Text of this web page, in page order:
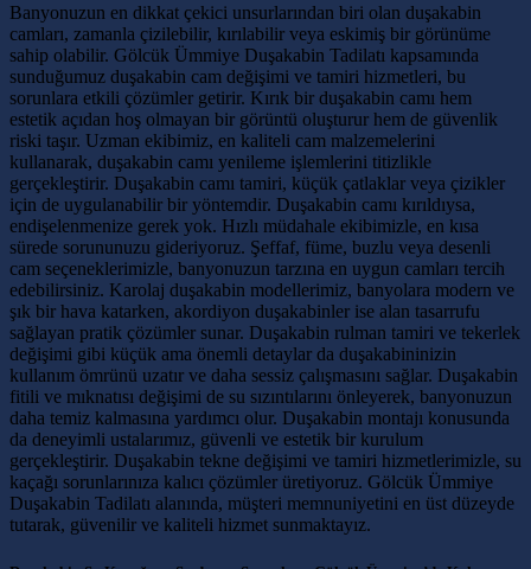
Banyonuzun en dikkat çekici unsurlarından biri olan duşakabin
camları, zamanla çizilebilir, kırılabilir veya eskimiş bir görünüme
sahip olabilir. Gölcük Ümmiye Duşakabin Tadilatı kapsamında
sunduğumuz duşakabin cam değişimi ve tamiri hizmetleri, bu
sorunlara etkili çözümler getirir. Kırık bir duşakabin camı hem
estetik açıdan hoş olmayan bir görüntü oluşturur hem de güvenlik
riski taşır. Uzman ekibimiz, en kaliteli cam malzemelerini
kullanarak, duşakabin camı yenileme işlemlerini titizlikle
gerçekleştirir. Duşakabin camı tamiri, küçük çatlaklar veya çizikler
için de uygulanabilir bir yöntemdir. Duşakabin camı kırıldıysa,
endişelenmenize gerek yok. Hızlı müdahale ekibimizle, en kısa
sürede sorununuzu gideriyoruz. Şeffaf, füme, buzlu veya desenli
cam seçeneklerimizle, banyonuzun tarzına en uygun camları tercih
edebilirsiniz. Karolaj duşakabin modellerimiz, banyolara modern ve
şık bir hava katarken, akordiyon duşakabinler ise alan tasarrufu
sağlayan pratik çözümler sunar. Duşakabin rulman tamiri ve tekerlek
değişimi gibi küçük ama önemli detaylar da duşakabininizin
kullanım ömrünü uzatır ve daha sessiz çalışmasını sağlar. Duşakabin
fitili ve mıknatısı değişimi de su sızıntılarını önleyerek, banyonuzun
daha temiz kalmasına yardımcı olur. Duşakabin montajı konusunda
da deneyimli ustalarımız, güvenli ve estetik bir kurulum
gerçekleştirir. Duşakabin tekne değişimi ve tamiri hizmetlerimizle, su
kaçağı sorunlarınıza kalıcı çözümler üretiyoruz. Gölcük Ümmiye
Duşakabin Tadilatı alanında, müşteri memnuniyetini en üst düzeyde
tutarak, güvenilir ve kaliteli hizmet sunmaktayız.